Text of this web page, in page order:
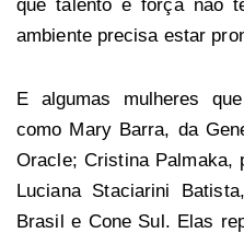
que talento e força não
ambiente precisa estar
E algumas mulheres
como Mary Barra, da
Oracle; Cristina Palmaka,
Luciana Staciarini
Brasil e Cone Sul. Elas